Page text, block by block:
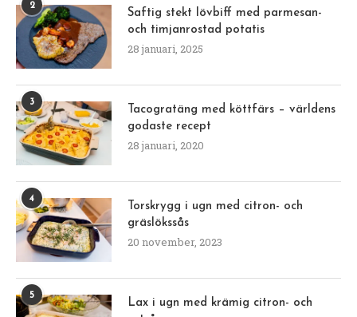
2
Saftig stekt lövbiff med parmesan-
och timjanrostad potatis
28 januari, 2025
3
Tacogratäng med köttfärs – världens
godaste recept
28 januari, 2020
4
Torskrygg i ugn med citron- och
gräslökssås
20 november, 2023
5
Lax i ugn med krämig citron- och